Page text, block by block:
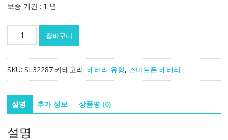
보증 기간 : 1 년
리
W7
스
트
장바구니
SKU: SL32287 카테고리: 배터리 유형, 스마트폰 배터리
설명 추가 정보 상품평 (0)
설명